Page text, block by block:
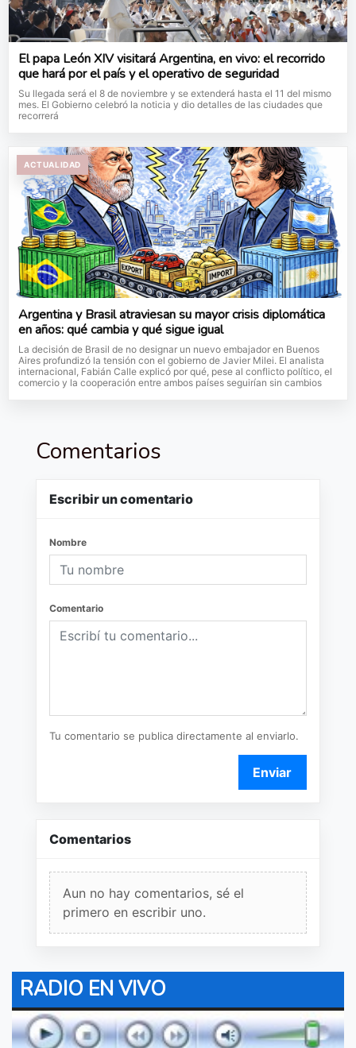
El papa León XIV visitará Argentina, en vivo: el recorrido
que hará por el país y el operativo de seguridad
Su llegada será el 8 de noviembre y se extenderá hasta el 11 del mismo
mes. El Gobierno celebró la noticia y dio detalles de las ciudades que
recorrerá
ACTUALIDAD
Argentina y Brasil atraviesan su mayor crisis diplomática
en años: qué cambia y qué sigue igual
La decisión de Brasil de no designar un nuevo embajador en Buenos
Aires profundizó la tensión con el gobierno de Javier Milei. El analista
internacional, Fabián Calle explicó por qué, pese al conflicto político, el
comercio y la cooperación entre ambos países seguirían sin cambios
Comentarios
Escribir un comentario
Nombre
Comentario
Tu comentario se publica directamente al enviarlo.
Enviar
Comentarios
Aun no hay comentarios, sé el
primero en escribir uno.
RADIO EN VIVO